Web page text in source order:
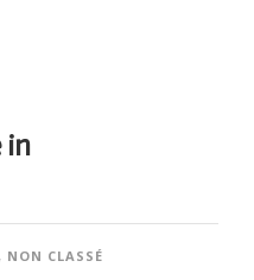
in
NON CLASSÉ